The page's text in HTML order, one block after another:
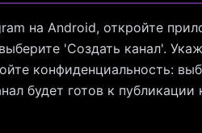
на Android, откройте
'Создать канал'.
конфиденциальность:
будет готов к публикации